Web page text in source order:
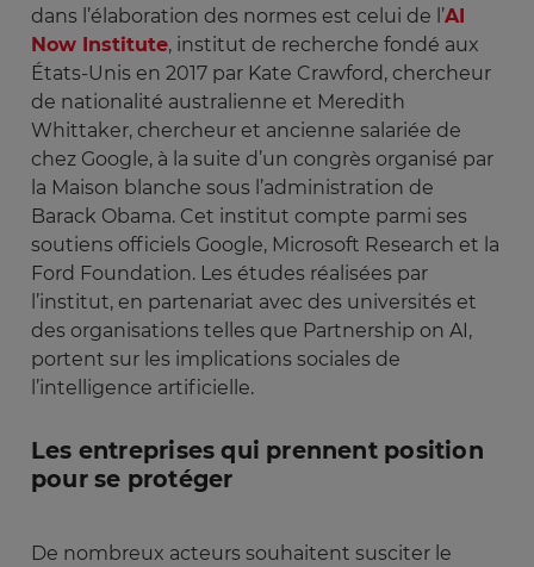
dans l’élaboration des normes est celui de l’AI
Now Institute, institut de recherche fondé aux
États-Unis en 2017 par Kate Crawford, chercheur
de nationalité australienne et Meredith
Whittaker, chercheur et ancienne salariée de
chez Google, à la suite d’un congrès organisé par
la Maison blanche sous l’administration de
Barack Obama. Cet institut compte parmi ses
soutiens officiels Google, Microsoft Research et la
Ford Foundation. Les études réalisées par
l’institut, en partenariat avec des universités et
des organisations telles que Partnership on AI,
portent sur les implications sociales de
l’intelligence artificielle.
Les entreprises qui prennent position
pour se protéger
De nombreux acteurs souhaitent susciter le